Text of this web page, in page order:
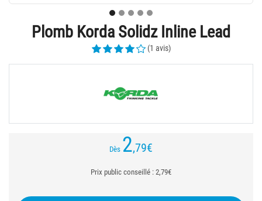
Plomb Korda Solidz Inline Lead
(1 avis)
Dès 2,79€
Prix public conseillé : 2,79€